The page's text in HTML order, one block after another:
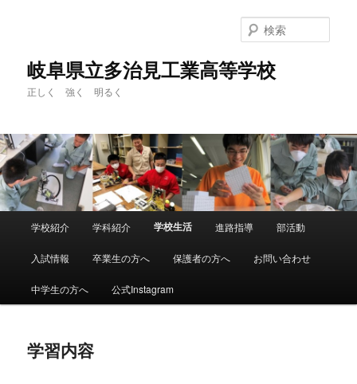
岐阜県立多治見工業高等学校
正しく 強く 明るく
索
ュ
メ
イ
ン
学校紹介 学科紹介 学校生活 進路指導 部活動
入試情報 卒業生の方へ 保護者の方へ お問い合わせ
中学生の方へ 公式Instagram
学習内容